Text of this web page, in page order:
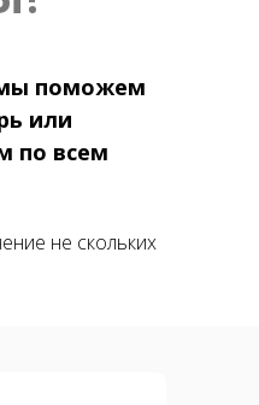
поможем
или
по всем
не скольких